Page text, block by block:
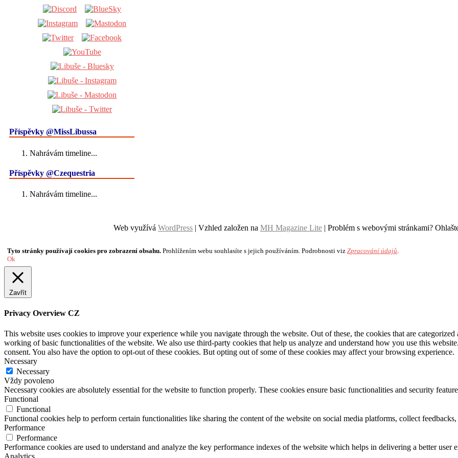
Příspěvky @MissLibussa
Nahrávám timeline...
Příspěvky @Czequestria
Nahrávám timeline...
Web využívá WordPress | Vzhled založen na MH Magazine Lite | Problém s webovými stránkami?
Tyto stránky používají cookies pro zobrazení obsahu. Prohlížením webu souhlasíte s jejich používáním. Podrobnosti viz Zpracování údajů.
Ok
Zavřít
Privacy Overview CZ
This website uses cookies to improve your experience while you navigate through the website. Out of these, the cookies that are categorized
working of basic functionalities of the website. We also use third-party cookies that help us analyze and understand how you use this
consent. You also have the option to opt-out of these cookies. But opting out of some of these cookies may affect your browsing experience.
Necessary
Necessary
Vždy povoleno
Necessary cookies are absolutely essential for the website to function properly. These cookies ensure basic functionalities and security
Functional
Functional
Functional cookies help to perform certain functionalities like sharing the content of the website on social media platforms, collect
Performance
Performance
Performance cookies are used to understand and analyze the key performance indexes of the website which helps in delivering a better user
Analytics